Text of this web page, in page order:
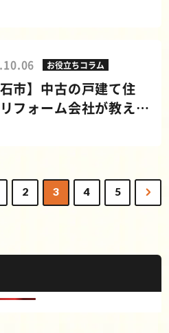
お役立ちコラム
石市】中古の戸建て住
フォーム会社が教える
2 3 4 5